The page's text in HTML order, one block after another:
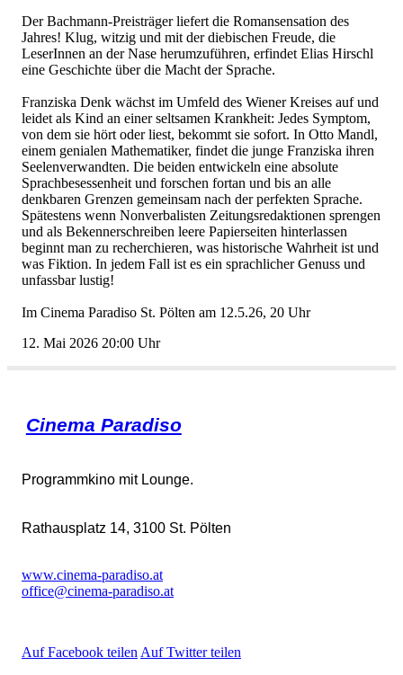
DerBachmann-PreisträgerliefertdieRomansensationdes
Jahres!Klug,witzigundmitderdiebischenFreude,die
LeserInnenanderNaseherumzuführen,erfindetEliasHirschl
eineGeschichteüberdieMachtderSprache.
FranziskaDenkwächstimUmfelddesWienerKreisesaufund
leidetalsKindaneinerseltsamenKrankheit:JedesSymptom,
vondemsiehörtoderliest,bekommtsiesofort.InOttoMandl,
einemgenialenMathematiker,findetdiejungeFranziskaihren
Seelenverwandten.Diebeidenentwickelneineabsolute
Sprachbesessenheitundforschenfortanundbisanalle
denkbarenGrenzengemeinsamnachderperfektenSprache.
SpätestenswennNonverbalistenZeitungsredaktionensprengen
undalsBekennerschreibenleerePapierseitenhinterlassen
beginntmanzurecherchieren,washistorischeWahrheitistund
wasFiktion.InjedemFallisteseinsprachlicherGenussund
unfassbarlustig!
ImCinemaParadisoSt.Pöltenam12.5.26,20Uhr
12.Mai202620:00Uhr
CinemaParadiso
ProgrammkinomitLounge.
Rathausplatz14,3100St.Pölten
www.cinema-paradiso.at
office@cinema-paradiso.at
AufFacebookteilenAufTwitterteilen